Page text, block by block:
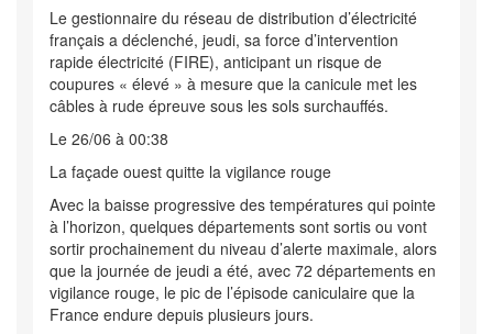
Le gestionnaire du réseau de distribution d’électricité
français a déclenché, jeudi, sa force d’intervention
rapide électricité (FIRE), anticipant un risque de
coupures « élevé » à mesure que la canicule met les
câbles à rude épreuve sous les sols surchauffés.
Le 26/06 à 00:38
La façade ouest quitte la vigilance rouge
Avec la baisse progressive des températures qui pointe
à l’horizon, quelques départements sont sortis ou vont
sortir prochainement du niveau d’alerte maximale, alors
que la journée de jeudi a été, avec 72 départements en
vigilance rouge, le pic de l’épisode caniculaire que la
France endure depuis plusieurs jours.